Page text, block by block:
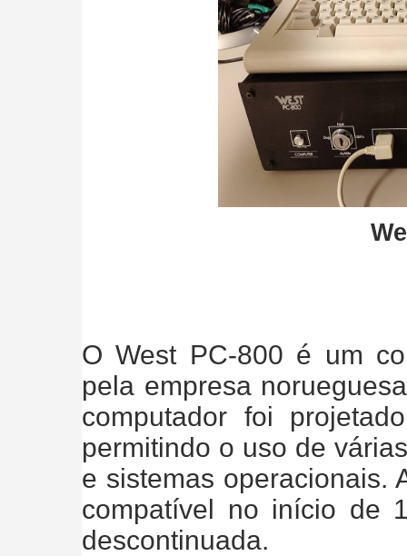
O West PC-800 é um
pela empresa
computador foi
permitindo o uso de
e sistemas operacionais.
compatível no início de
descontinuada.